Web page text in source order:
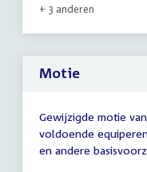
+ 3 anderen
Motie
Gewijzigde motie
voldoende
en andere